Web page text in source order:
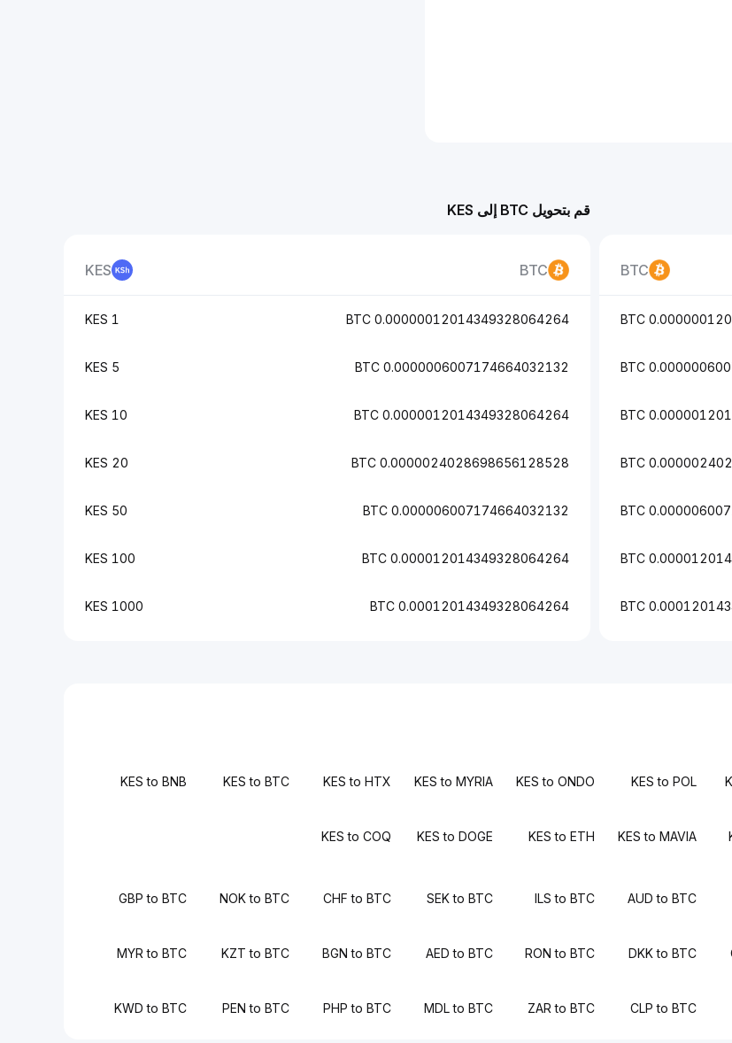
قم بتحويل BTC إلى KES
BTC
KES
0.00000012014349328064264 BTC
1 KES
0.0000006007174664032132 BTC
5 KES
0.0000012014349328064264 BTC
10 KES
0.0000024028698656128528 BTC
20 KES
0.000006007174664032132 BTC
50 KES
0.000012014349328064264 BTC
100 KES
0.00012014349328064264 BTC
1000 KES
BTC
KES to POL
KES to ONDO
KES to MYRIA
KES to HTX
KES to BTC
KES to BNB
KES to MAVIA
KES to ETH
KES to DOGE
KES to COQ
AUD to BTC
ILS to BTC
SEK to BTC
CHF to BTC
NOK to BTC
GBP to BTC
DKK to BTC
RON to BTC
AED to BTC
BGN to BTC
KZT to BTC
MYR to BTC
CLP to BTC
ZAR to BTC
MDL to BTC
PHP to BTC
PEN to BTC
KWD to BTC